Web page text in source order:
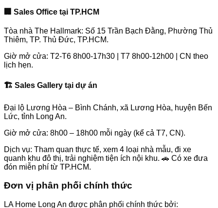
🏢 Sales Office tại TP.HCM
Tòa nhà The Hallmark: Số 15 Trần Bạch Đằng, Phường Thủ
Thiêm, TP. Thủ Đức, TP.HCM.
Giờ mở cửa: T2-T6 8h00-17h30 | T7 8h00-12h00 | CN theo
lịch hẹn.
🏗️ Sales Gallery tại dự án
Đại lộ Lương Hòa – Bình Chánh, xã Lương Hòa, huyện Bến
Lức, tỉnh Long An.
Giờ mở cửa: 8h00 – 18h00 mỗi ngày (kể cả T7, CN).
Dịch vụ: Tham quan thực tế, xem 4 loại nhà mẫu, đi xe
quanh khu đô thị, trải nghiệm tiện ích nội khu. 🚗 Có xe đưa
đón miễn phí từ TP.HCM.
Đơn vị phân phối chính thức
LA Home Long An được phân phối chính thức bởi: